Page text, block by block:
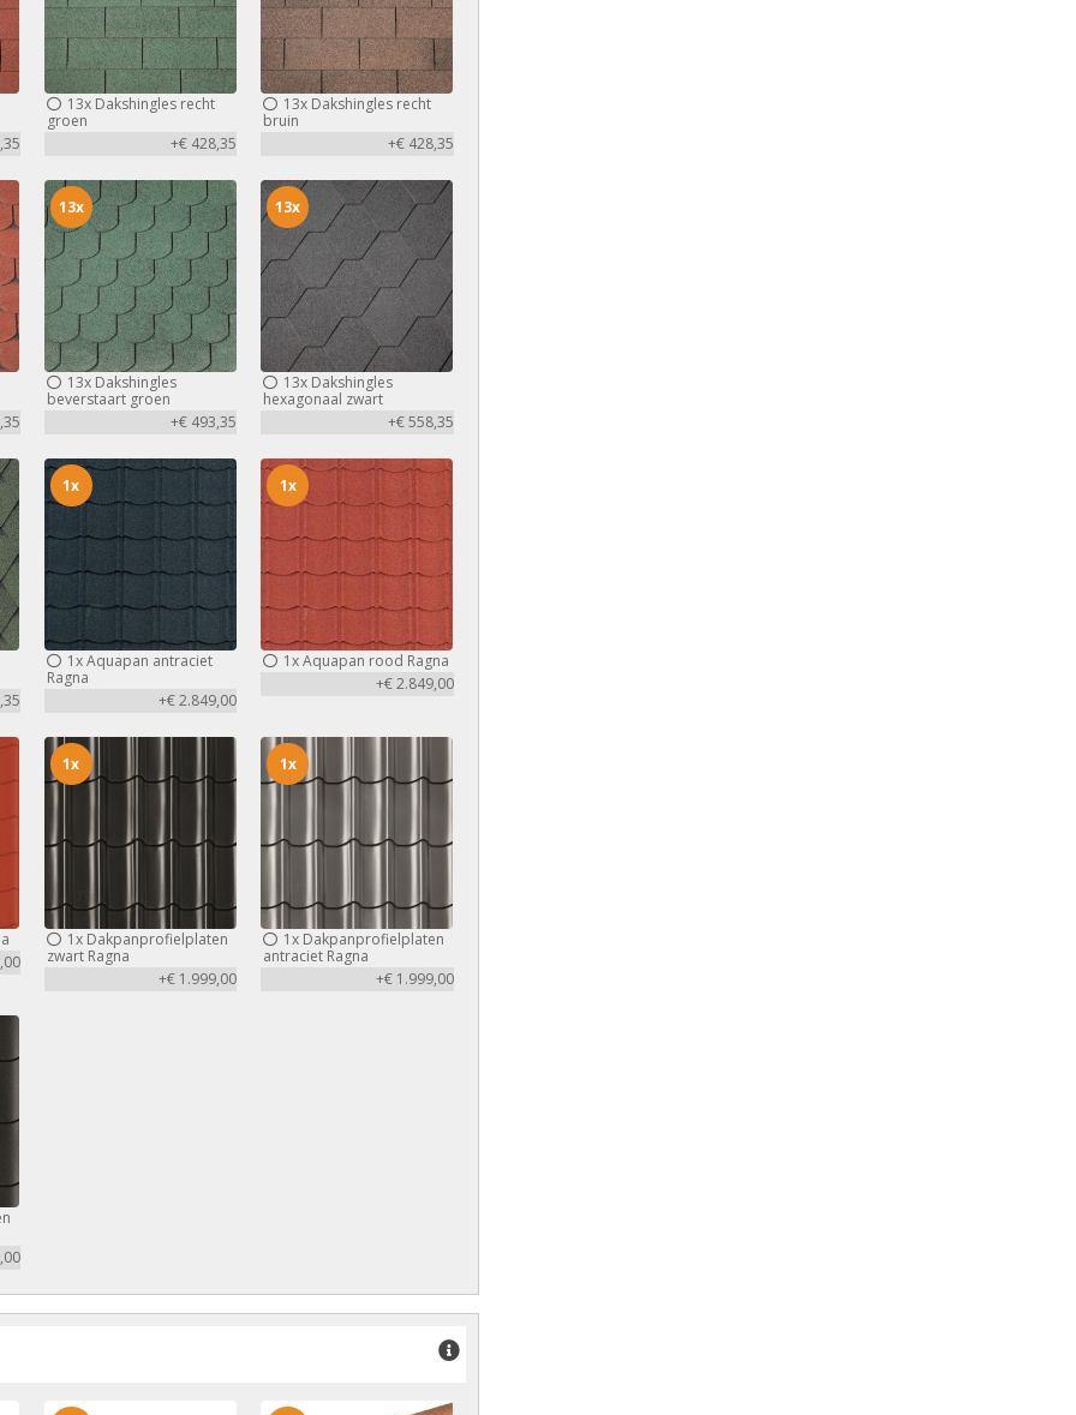
13xDakshingles recht
groen
+€ 428,35
13x Dakshingles recht
bruin
+€ 428,35
13xDakshingles
beverstaart groen
+€ 493,35
13x
13x Dakshingles
hexagonaal zwart
+€ 558,35
13x
1xAquapan antraciet
Ragna
+€ 2.849,00
1x
1xAquapan rood Ragna
+€ 2.849,00
1x
1xDakpanprofielplaten
zwart Ragna
+€ 1.999,00
1x
1x Dakpanprofielplaten
antraciet Ragna
+€ 1.999,00
1x